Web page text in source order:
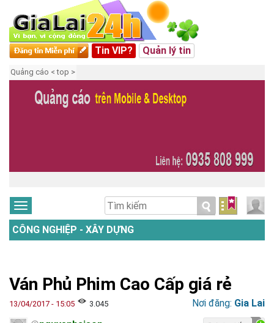
Tin VIP? Quản lý tin
Quảng cáo < top >
CÔNG NGHIỆP - XÂY DỰNG
Ván Phủ Phim Cao Cấp giá rẻ
13/04/2017 - 15:05 3.045 Nơi đăng: Gia Lai